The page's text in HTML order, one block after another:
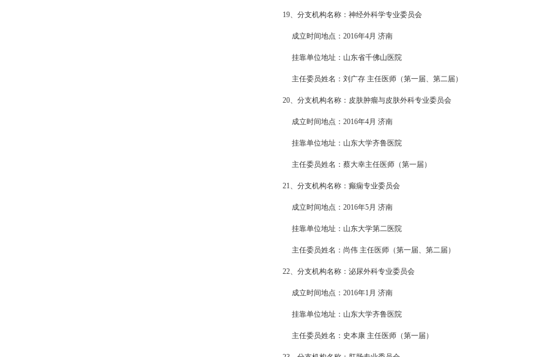
19、分支机构名称：神经外科学专业委员会
成立时间地点：2016年4月 济南
挂靠单位地址：山东省千佛山医院
主任委员姓名：刘广存 主任医师（第一届、第二届）
20、分支机构名称：皮肤肿瘤与皮肤外科专业委员会
成立时间地点：2016年4月 济南
挂靠单位地址：山东大学齐鲁医院
主任委员姓名：蔡大幸主任医师（第一届）
21、分支机构名称：癫痫专业委员会
成立时间地点：2016年5月 济南
挂靠单位地址：山东大学第二医院
主任委员姓名：尚伟 主任医师（第一届、第二届）
22、分支机构名称：泌尿外科专业委员会
成立时间地点：2016年1月 济南
挂靠单位地址：山东大学齐鲁医院
主任委员姓名：史本康 主任医师（第一届）